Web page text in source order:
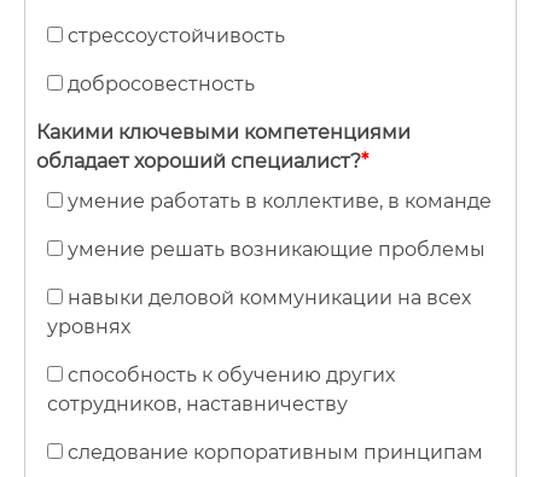
стрессоустойчивость
добросовестность
Какими ключевыми компетенциями
обладает хороший специалист?*
умение работать в коллективе, в команде
умение решать возникающие проблемы
навыки деловой коммуникации на всех
уровнях
способность к обучению других
сотрудников, наставничеству
следование корпоративным принципам